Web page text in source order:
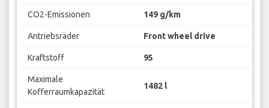
CO2-Emissionen 149 g/km
Antriebsräder Front wheel drive
Kraftstoff 95
Maximale
Kofferraumkapazität
1482 l